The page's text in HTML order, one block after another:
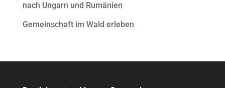
nach Ungarn und Rumänien
Gemeinschaft im Wald erleben